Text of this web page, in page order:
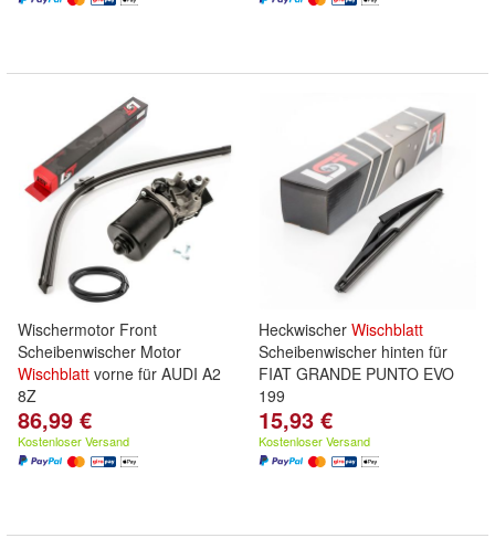
Wischermotor Front
Scheibenwischer Motor
Wischblatt vorne für AUDI A2
8Z
86,99 €
Kostenloser Versand
Heckwischer Wischblatt
Scheibenwischer hinten für
FIAT GRANDE PUNTO EVO
199
15,93 €
Kostenloser Versand